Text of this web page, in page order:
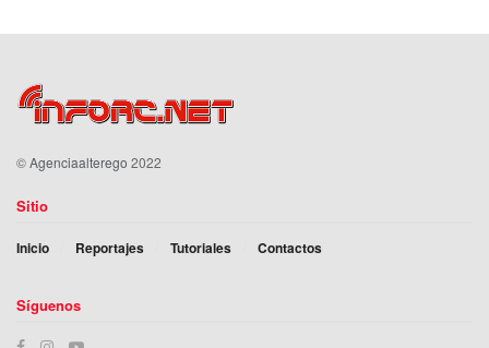
©Agenciaalterego 2022
Sitio
Inicio Reportajes Tutoriales Contactos
Síguenos